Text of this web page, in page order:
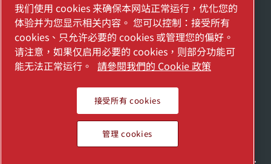
探索阿特拉斯·科普柯集团如何利用科技变革
未来。
访问Atlas Copco Group网站
Atlas Copco Group的一部分
管理 cookies
© 2026 Copyright. All rights reserved.
我们使用 cookies 来确保本网站正常运行，优化您的
体验并为您显示相关内容。 您可以控制：接受所有
cookies、只允许必要的 cookies 或管理您的偏好。
请注意，如果仅启用必要的 cookies，则部分功能可
能无法正常运行。 請參閱我們的 Cookie 政策
接受所有 cookies
管理 cookies